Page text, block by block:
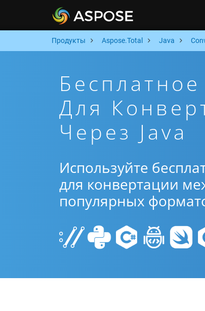
Продукты Aspose.Total Java
Для
Через Java
Используйте
для конвертации
популярных